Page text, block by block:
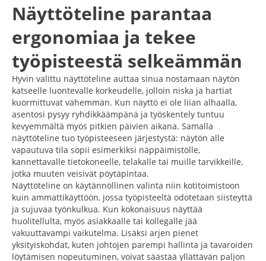
Näyttöteline parantaa
ergonomiaa ja tekee
työpisteestä selkeämmän
Hyvin valittu näyttöteline auttaa sinua nostamaan näytön
katseelle luontevalle korkeudelle, jolloin niska ja hartiat
kuormittuvat vähemmän. Kun näyttö ei ole liian alhaalla,
asentosi pysyy ryhdikkäämpänä ja työskentely tuntuu
kevyemmältä myös pitkien päivien aikana. Samalla
näyttöteline tuo työpisteeseen järjestystä: näytön alle
vapautuva tila sopii esimerkiksi näppäimistölle,
kannettavalle tietokoneelle, telakalle tai muille tarvikkeille,
jotka muuten veisivät pöytäpintaa.
Näyttöteline on käytännöllinen valinta niin kotitoimistoon
kuin ammattikäyttöön, jossa työpisteeltä odotetaan siisteyttä
ja sujuvaa työnkulkua. Kun kokonaisuus näyttää
huolitellulta, myös asiakkaalle tai kollegalle jää
vakuuttavampi vaikutelma. Lisäksi arjen pienet
yksityiskohdat, kuten johtojen parempi hallinta ja tavaroiden
löytämisen nopeutuminen, voivat säästää yllättävän paljon